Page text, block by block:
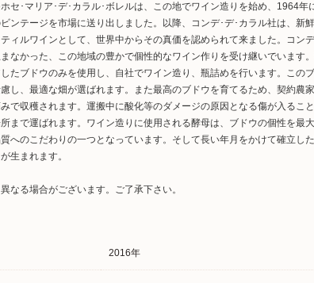
セ･マリア･デ･カラル･ボレルは、この地でワイン造りを始め、1964年
ンテージを市場に送り出しました。以降、コンデ･デ･カラル社は、新
ィルワインとして、世界中からその真価を認められて来ました。コン
なかった、この地域の豊かで個性的なワイン作りを受け継いでいます
たブドウのみを使用し、自社でワイン造り、瓶詰めを行います。この
し、最適な畑が選ばれます。また最高のブドウを育てるため、契約農
で収穫されます。運搬中に酸化等のダメージの原因となる傷が入るこ
まで運ばれます。ワイン造りに使用される酵母は、ブドウの個性を最
へのこだわりの一つとなっています。そして長い年月をかけて確立し
生まれます。
なる場合がございます。ご了承下さい。
2016年